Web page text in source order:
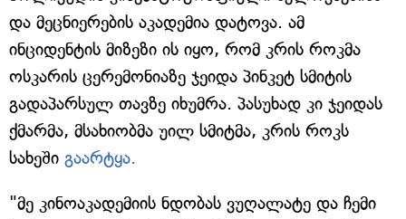
და მეცნიერების აკადემია დატოვა. ამ
ინციდენტის მიზეზი ის იყო, რომ კრის როკმა
ოსკარის ცერემონიაზე ჯეიდა პინკეტ სმიტის
გადაპარსულ თავზე იხუმრა. პასუხად კი ჯეიდას
ქმარმა, მსახიობმა უილ სმიტმა, კრის როკს
სახეში გაარტყა.
"მე კინოაკადემიის ნდობას ვუღალატე და ჩემი